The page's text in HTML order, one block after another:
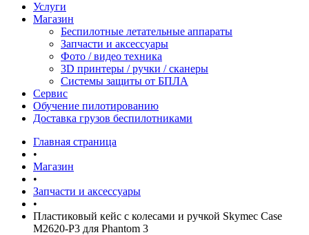
Услуги
Магазин
Беспилотные летательные аппараты
Запчасти и аксессуары
Фото / видео техника
3D принтеры / ручки / сканеры
Системы защиты от БПЛА
Сервис
Обучение пилотированию
Доставка грузов беспилотниками
Главная страница
•
Магазин
•
Запчасти и аксессуары
•
Пластиковый кейс с колесами и ручкой Skymec Case
M2620-P3 для Phantom 3